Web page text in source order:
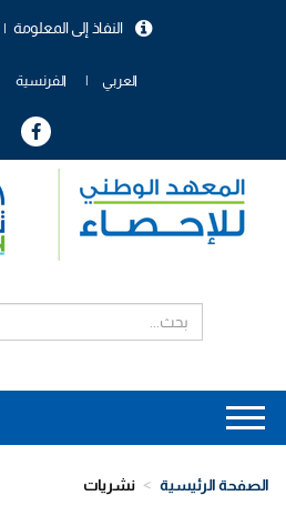
النفاذ إلى المعلومة
العربي الفرنسية
Main
navigation
الصفحة الرئيسية نشريات